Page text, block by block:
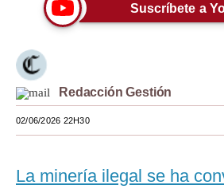
Viajes
Moda
Estilos
Mundo
México
Suscríbete a
Redacción Gestión
02/06/2026 22H30
La minería ilegal se ha